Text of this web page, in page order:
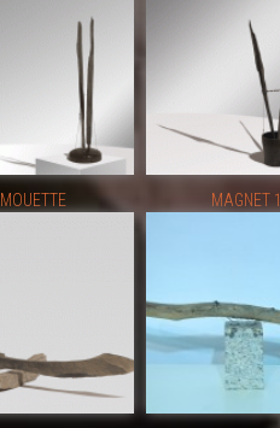
MOUETTE MAGNET 1